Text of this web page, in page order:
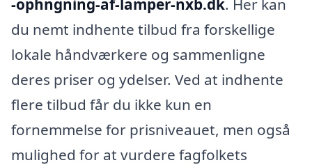
du nemt indhente tilbud fra forskellige
lokale håndværkere og sammenligne
deres priser og ydelser. Ved at indhente
flere tilbud får du ikke kun en
fornemmelse for prisniveauet, men også
mulighed for at vurdere fagfolkets